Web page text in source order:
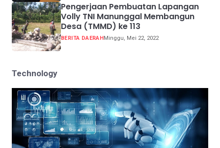
Pengerjaan Pembuatan Lapangan
Volly TNI Manunggal Membangun
Desa (TMMD) ke 113
BERITA DAERAHMinggu, Mei 22, 2022
Technology